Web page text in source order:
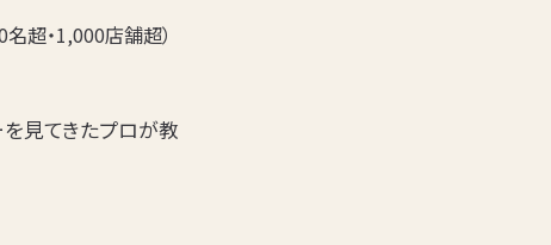
超・1,000店舗超）
見てきたプロが教